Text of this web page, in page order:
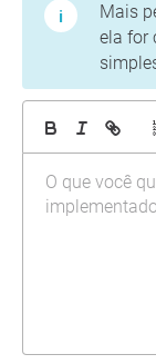
Mais
ela for